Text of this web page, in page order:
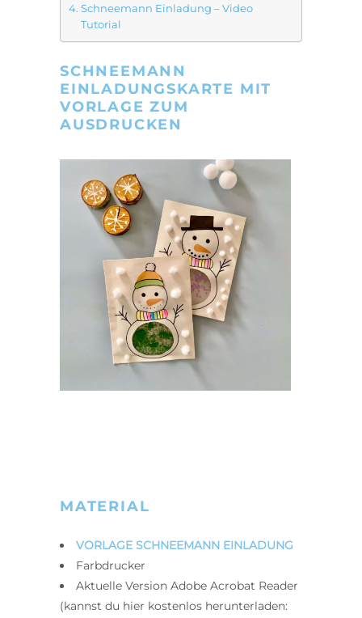
Schneemann Einladung – Video
Tutorial
SCHNEEMANN
EINLADUNGSKARTE MIT
VORLAGE ZUM
AUSDRUCKEN
MATERIAL
VORLAGE SCHNEEMANN EINLADUNG
Farbdrucker
Aktuelle Version Adobe Acrobat Reader
(kannst du hier kostenlos herunterladen: